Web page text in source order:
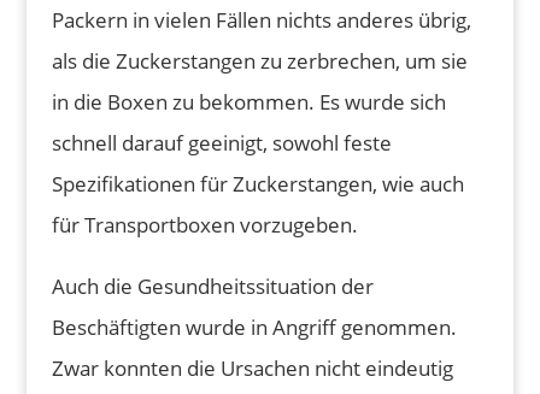
Packern in vielen Fällen nichts anderes übrig,
als die Zuckerstangen zu zerbrechen, um sie
in die Boxen zu bekommen. Es wurde sich
schnell darauf geeinigt, sowohl feste
Spezifikationen für Zuckerstangen, wie auch
für Transportboxen vorzugeben.
Auch die Gesundheitssituation der
Beschäftigten wurde in Angriff genommen.
Zwar konnten die Ursachen nicht eindeutig